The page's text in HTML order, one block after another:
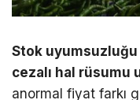
Stok
cezalı hal rüsumu
anormal fiyat farkı